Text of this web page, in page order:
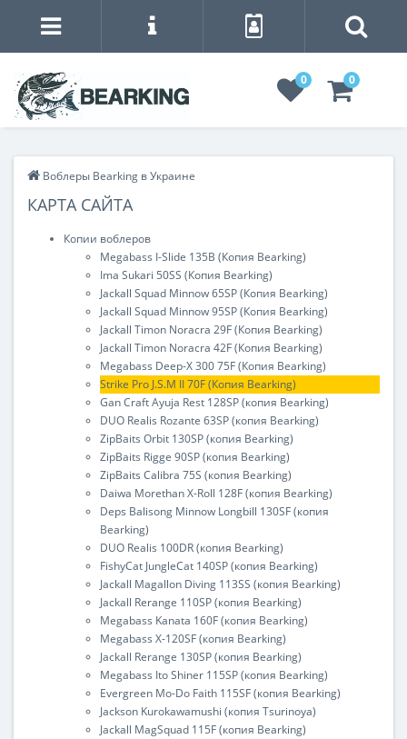
0 0
Воблеры Bearking в Украине
КАРТА САЙТА
Копии воблеров
Megabass I-Slide 135B (Копия Bearking)
Ima Sukari 50SS (Копия Bearking)
Jackall Squad Minnow 65SP (Копия Bearking)
Jackall Squad Minnow 95SP (Копия Bearking)
Jackall Timon Noracra 29F (Копия Bearking)
Jackall Timon Noracra 42F (Копия Bearking)
Megabass Deep-X 300 75F (Копия Bearking)
Strike Pro J.S.M II 70F (Копия Bearking)
Gan Craft Ayuja Rest 128SP (копия Bearking)
DUO Realis Rozante 63SP (копия Bearking)
ZipBaits Orbit 130SP (копия Bearking)
ZipBaits Rigge 90SP (копия Bearking)
ZipBaits Calibra 75S (копия Bearking)
Daiwa Morethan X-Roll 128F (копия Bearking)
Deps Balisong Minnow Longbill 130SF (копия
Bearking)
DUO Realis 100DR (копия Bearking)
FishyCat JungleCat 140SP (копия Bearking)
Jackall Magallon Diving 113SS (копия Bearking)
Jackall Rerange 110SP (копия Bearking)
Megabass Kanata 160F (копия Bearking)
Megabass X-120SF (копия Bearking)
Jackall Rerange 130SP (копия Bearking)
Megabass Ito Shiner 115SP (копия Bearking)
Evergreen Mo-Do Faith 115SF (копия Bearking)
Jackson Kurokawamushi (копия Tsurinoya)
Jackall MagSquad 115F (копия Bearking)